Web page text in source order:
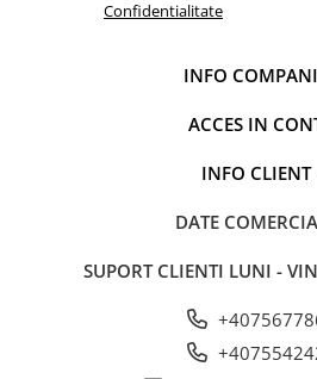
Confidentialitate
INFO
ACCES IN
INFO CLIENT
DATE
SUPORT CLIENTI LUNI -